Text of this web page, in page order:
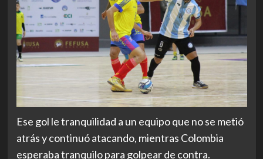
Ese gol le tranquilidad a un equipo que no se metió
atrás y continuó atacando, mientras Colombia
esperaba tranquilo para golpear de contra.